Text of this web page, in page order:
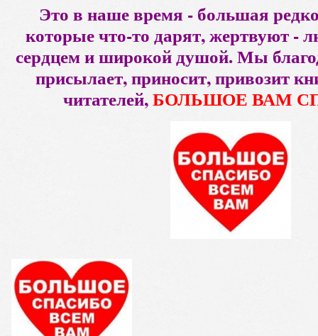
Это в наше время - большая
которые что-то дарят, жертвуют -
сердцем и широкой душой. Мы
присылает, приносит, привозит
читателей,БОЛЬШОЕ ВАМ